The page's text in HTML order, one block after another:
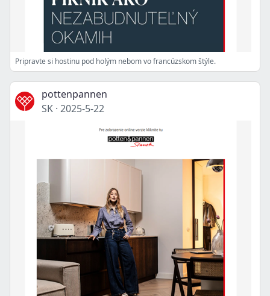
Pripravte si hostinu pod holým nebom vo francúzskom štýle.
pottenpannen
SK · 2025-5-22